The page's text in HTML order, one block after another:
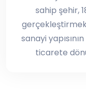
sahip şehir,
sanayi
ticarete